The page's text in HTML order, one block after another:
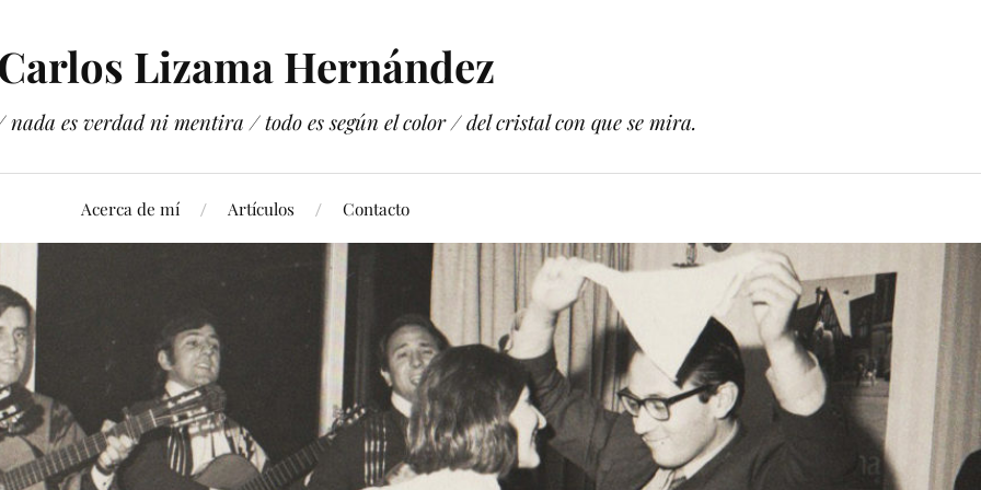
Lizama Hernández
es verdad ni mentira / todo es según el color / del cristal con que se mira.
Acerca de mí Artículos Contacto